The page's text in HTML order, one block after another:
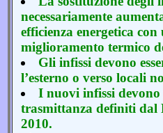
necessariamente
efficienza energetica con
miglioramento termico
Gli infissi devono
l’esterno o verso locali
I nuovi infissi
trasmittanza definiti dal
2010.